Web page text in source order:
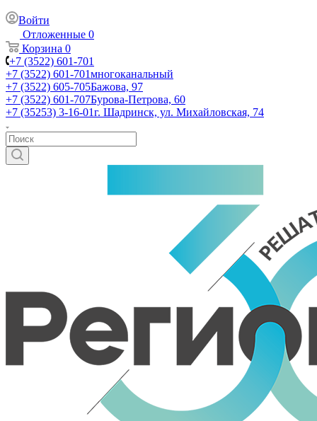
Войти
Отложенные 0
Корзина 0
+7 (3522) 601-701
+7 (3522) 601-701многоканальный
+7 (3522) 605-705Бажова, 97
+7 (3522) 601-707Бурова-Петрова, 60
+7 (35253) 3-16-01г. Шадринск, ул. Михайловская, 74